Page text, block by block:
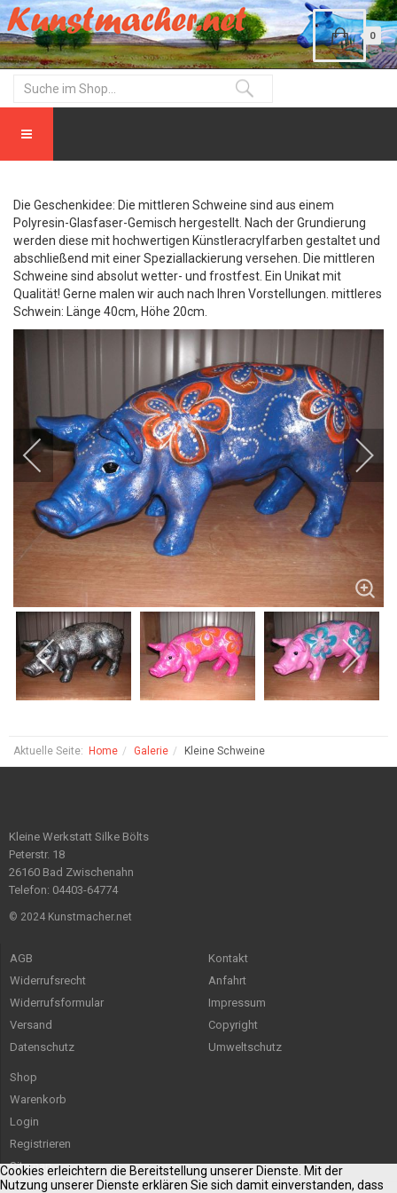
0
Die Geschenkidee: Die mittleren Schweine sind aus einem
Polyresin-Glasfaser-Gemisch hergestellt. Nach der Grundierung
werden diese mit hochwertigen Künstleracrylfarben gestaltet und
abschließend mit einer Speziallackierung versehen. Die mittleren
Schweine sind absolut wetter- und frostfest. Ein Unikat mit
Qualität! Gerne malen wir auch nach Ihren Vorstellungen. mittleres
Schwein: Länge 40cm, Höhe 20cm.
Aktuelle Seite: Home Galerie Kleine Schweine
Kleine Werkstatt Silke Bölts
Peterstr. 18
26160 Bad Zwischenahn
Telefon: 04403-64774
© 2024 Kunstmacher.net
AGB
Widerrufsrecht
Widerrufsformular
Versand
Datenschutz
Kontakt
Anfahrt
Impressum
Copyright
Umweltschutz
Shop
Warenkorb
Login
Registrieren
Sitemap
Cookies erleichtern die Bereitstellung unserer Dienste. Mit der
Nutzung unserer Dienste erklären Sie sich damit einverstanden, dass